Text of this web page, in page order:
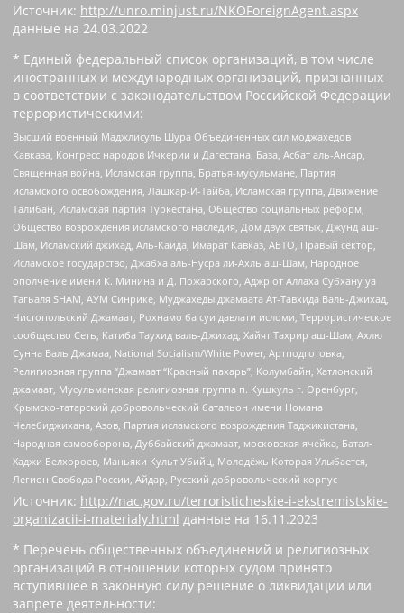
Источник: http://unro.minjust.ru/NKOForeignAgent.aspx
данные на 24.03.2022
* Единый федеральный список организаций, в том числе
иностранных и международных организаций, признанных
в соответствии с законодательством Российской Федерации
террористическими:
Высший военный Маджлисуль Шура Объединенных сил моджахедов
Кавказа, Конгресс народов Ичкерии и Дагестана, База, Асбат аль-Ансар,
Священная война, Исламская группа, Братья-мусульмане, Партия
исламского освобождения, Лашкар-И-Тайба, Исламская группа, Движение
Талибан, Исламская партия Туркестана, Общество социальных реформ,
Общество возрождения исламского наследия, Дом двух святых, Джунд аш-
Шам, Исламский джихад, Аль-Каида, Имарат Кавказ, АБТО, Правый сектор,
Исламское государство, Джабха аль-Нусра ли-Ахль аш-Шам, Народное
ополчение имени К. Минина и Д. Пожарского, Аджр от Аллаха Субхану уа
Тагьаля SHAM, АУМ Синрике, Муджахеды джамаата Ат-Тавхида Валь-Джихад,
Чистопольский Джамаат, Рохнамо ба суи давлати исломи, Террористическое
сообщество Сеть, Катиба Таухид валь-Джихад, Хайят Тахрир аш-Шам, Ахлю
Сунна Валь Джамаа, National Socialism/White Power, Артподготовка,
Религиозная группа “Джамаат “Красный пахарь”, Колумбайн, Хатлонский
джамаат, Мусульманская религиозная группа п. Кушкуль г. Оренбург,
Крымско-татарский добровольческий батальон имени Номана
Челебиджихана, Азов, Партия исламского возрождения Таджикистана,
Народная самооборона, Дуббайский джамаат, московская ячейка, Батал-
Хаджи Белхороев, Маньяки Культ Убийц, Молодёжь Которая Улыбается,
Легион Свобода России, Айдар, Русский добровольческий корпус
Источник: http://nac.gov.ru/terroristicheskie-i-ekstremistskie-
organizacii-i-materialy.html данные на 16.11.2023
* Перечень общественных объединений и религиозных
организаций в отношении которых судом принято
вступившее в законную силу решение о ликвидации или
запрете деятельности: